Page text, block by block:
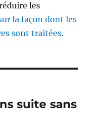
les
la façon dont les
sont traitées.
suite sans